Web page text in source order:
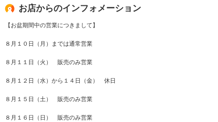
お店からのインフォメーション
【お盆期間中の営業につきまして】
８月１０日（月）までは通常営業
８月１１日（火） 販売のみ営業
８月１２日（水）から１４日（金） 休日
８月１５日（土） 販売のみ営業
８月１６日（日） 販売のみ営業